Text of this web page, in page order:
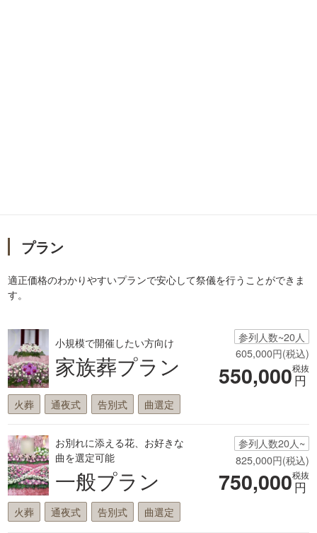
プラン
適正価格のわかりやすいプランで安心して祭儀を行うことができま
す。
小規模で開催したい方向け
家族葬プラン
参列人数~20人
605,000円(税込)
550,000税抜
円
火葬 通夜式 告別式 曲選定
お別れに添える花、お好きな
曲を選定可能
一般プラン
参列人数20人~
825,000円(税込)
750,000税抜
円
火葬 通夜式 告別式 曲選定